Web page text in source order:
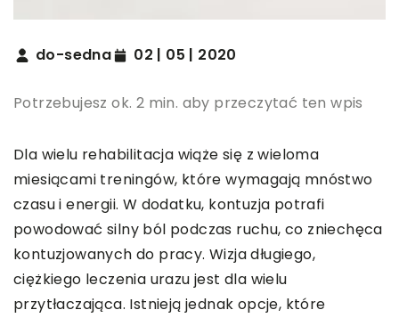
do-sedna 02 | 05 | 2020
Potrzebujesz ok. 2 min. aby przeczytać ten wpis
Dla wielu rehabilitacja wiąże się z wieloma
miesiącami treningów, które wymagają mnóstwo
czasu i energii. W dodatku, kontuzja potrafi
powodować silny ból podczas ruchu, co zniechęca
kontuzjowanych do pracy. Wizja długiego,
ciężkiego leczenia urazu jest dla wielu
przytłaczająca. Istnieją jednak opcje, które